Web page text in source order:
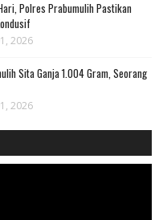
Polres Prabumulih Pastikan
2026
Sita Ganja 1.004 Gram, Seorang
2026